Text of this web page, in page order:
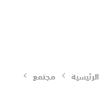
الرئيسية مجتمع